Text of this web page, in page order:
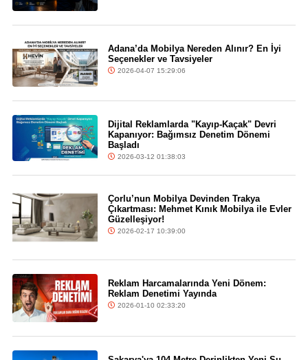
Adana’da Mobilya Nereden Alınır? En İyi
Seçenekler ve Tavsiyeler
2026-04-07 15:29:06
Dijital Reklamlarda "Kayıp-Kaçak" Devri
Kapanıyor: Bağımsız Denetim Dönemi
Başladı
2026-03-12 01:38:03
Çorlu’nun Mobilya Devinden Trakya
Çıkartması: Mehmet Kınık Mobilya ile Evler
Güzelleşiyor!
2026-02-17 10:39:00
Reklam Harcamalarında Yeni Dönem:
Reklam Denetimi Yayında
2026-01-10 02:33:20